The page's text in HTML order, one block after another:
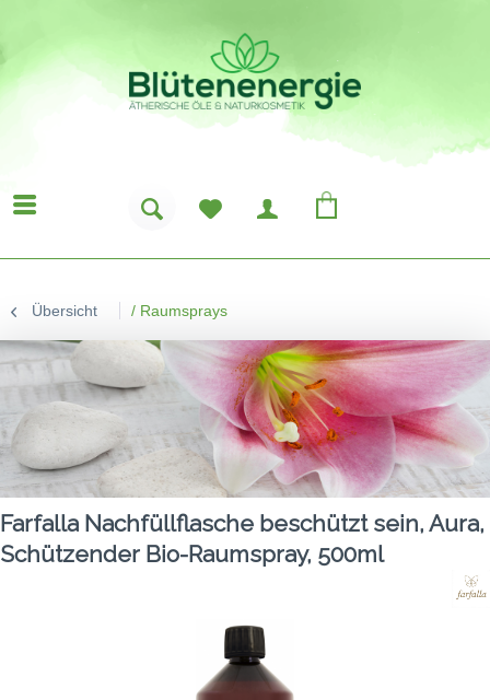
Übersicht / Raumsprays
Farfalla Nachfüllflasche beschützt sein, Aura,
Schützender Bio-Raumspray, 500ml